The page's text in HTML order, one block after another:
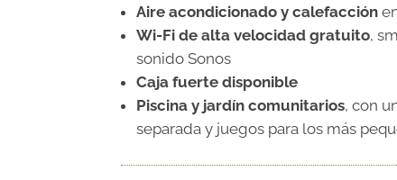
Aire acondicionado y calefacción
Wi-Fi de alta velocidad gratuito,
sonido Sonos
Caja fuerte disponible
Piscina y jardín comunitarios, con
separada y juegos para los más